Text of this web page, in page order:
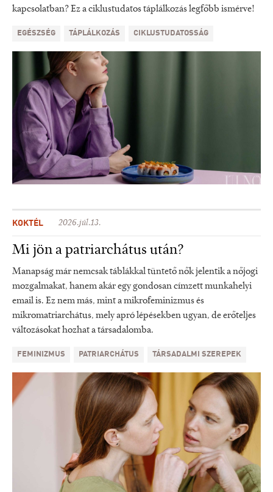
kapcsolatban? Ez a ciklustudatos táplálkozás legfőbb ismérve!
EGÉSZSÉG TÁPLÁLKOZÁS CIKLUSTUDATOSSÁG
KOKTÉL 2026.júl.13.
Mi jön a patriarchátus után?
Manapság már nemcsak táblákkal tüntető nők jelentik a nőjogi
mozgalmakat, hanem akár egy gondosan címzett munkahelyi
email is. Ez nem más, mint a mikrofeminizmus és
mikromatriarchátus, mely apró lépésekben ugyan, de erőteljes
változásokat hozhat a társadalomba.
FEMINIZMUS PATRIARCHÁTUS TÁRSADALMI SZEREPEK